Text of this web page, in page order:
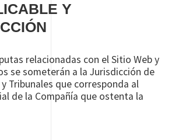
Y
relacionadas con el Sitio Web y
se someterán a la Jurisdicción de
Tribunales que corresponda al
de la Compañía que ostenta la